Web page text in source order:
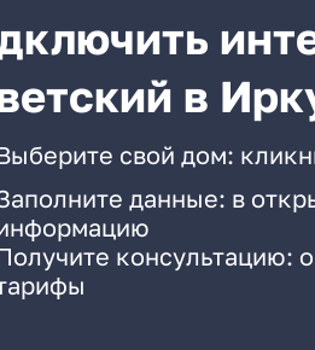
в
свой дом:
данные: в
консультацию: